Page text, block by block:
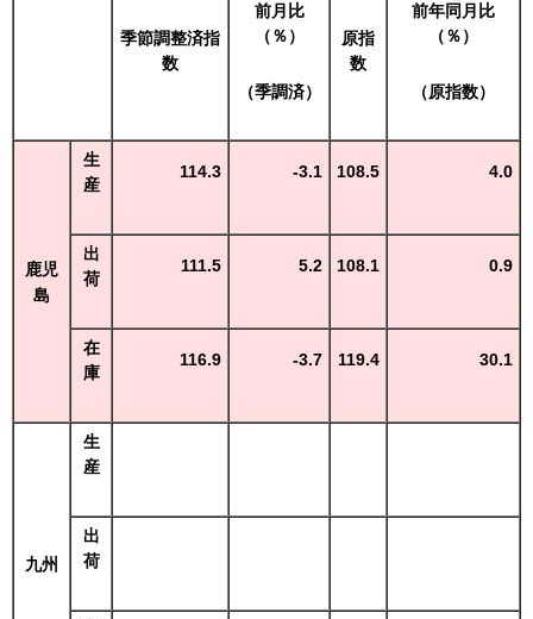
季節調整済指
数
前月比
（％）
（季調済）
原指
数
前年同月比
（％）
（原指数）
鹿児
島
生
産
114.3 -3.1 108.5 4.0
出
荷
111.5 5.2 108.1 0.9
在
庫
116.9 -3.7 119.4 30.1
九州
生
産
出
荷